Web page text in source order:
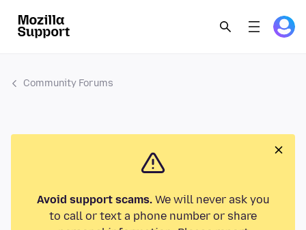
Community Forums
Avoid support scams.We will never ask you
to call or text a phone number or share